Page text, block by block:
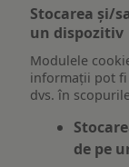
Stocarea și/
un dispozitiv
Modulele
informații pot fi
dvs. în
de pe